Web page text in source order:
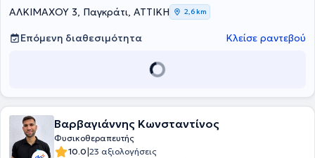
ΑΛΚΙΜΑΧΟΥ 3, Παγκράτι, ΑΤΤΙΚΗ 2,6 km
Επόμενη διαθεσιμότητα Κλείσε ραντεβού
Βαρβαγιάννης Κωνσταντίνος
Φυσικοθεραπευτής
10.0|23 αξιολογήσεις